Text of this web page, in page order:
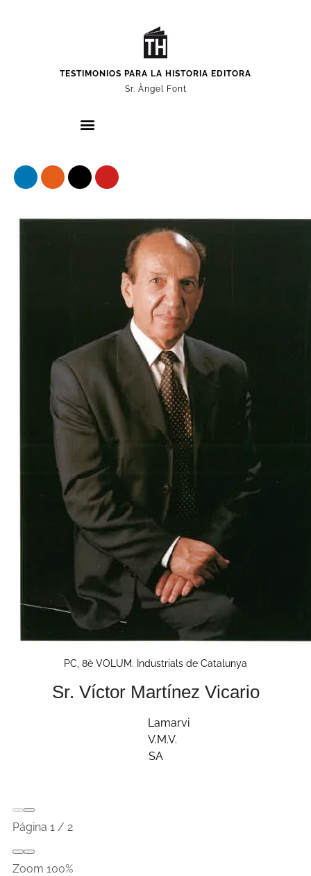
TESTIMONIOS PARA LA HISTORIA EDITORA
Sr. Àngel Font
PC, 8è VOLUM. Industrials de Catalunya
Sr. Víctor Martínez Vicario
Lamarvi
V.M.V.
SA
Página 1 / 2
Zoom 100%